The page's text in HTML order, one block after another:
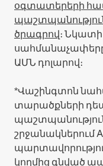
օգտատերերի
ծրագրով։ Նկատի
սահմանաչափերը
ԱՄՆ դոլարով։
*Վաշինգտոն
տարածքների
շրջանակներում
կողմից գնված